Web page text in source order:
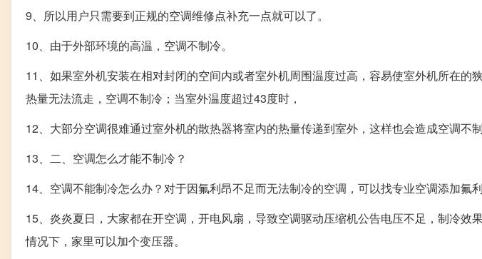
9、所以用户只需要到正规的空调维修点补充一点就可以了。
10、由于外部环境的高温，空调不制冷。
11、如果室外机安装在相对封闭的空间内或者室外机周围温度过高，容易使室外机所在的
热量无法流走，空调不制冷；当室外温度超过43度时，
12、大部分空调很难通过室外机的散热器将室内的热量传递到室外，这样也会造成空调不制
13、二、空调怎么才能不制冷？
14、空调不能制冷怎么办？对于因氟利昂不足而无法制冷的空调，可以找专业空调添加氟利
15、炎炎夏日，大家都在开空调，开电风扇，导致空调驱动压缩机公告电压不足，制冷效
情况下，家里可以加个变压器。